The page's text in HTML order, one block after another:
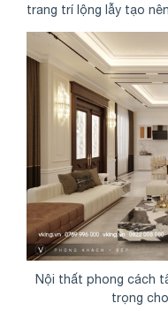
trang trí lộng lẫy tạo
Nội thất phong cách
trọng